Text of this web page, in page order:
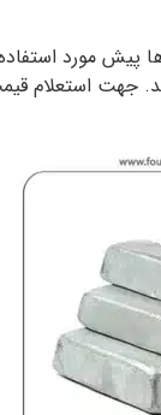
استعلام